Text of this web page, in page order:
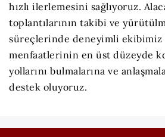
hızlı ilerlemesini sağlıyoruz.
toplantılarının takibi ve
süreçlerinde deneyimli
menfaatlerinin en üst düzeyde
yollarını bulmalarına ve
destek oluyoruz.